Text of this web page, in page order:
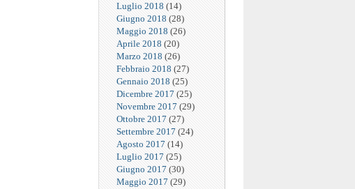
Luglio 2018 (14)
Giugno 2018 (28)
Maggio 2018 (26)
Aprile 2018 (20)
Marzo 2018 (26)
Febbraio 2018 (27)
Gennaio 2018 (25)
Dicembre 2017 (25)
Novembre 2017 (29)
Ottobre 2017 (27)
Settembre 2017 (24)
Agosto 2017 (14)
Luglio 2017 (25)
Giugno 2017 (30)
Maggio 2017 (29)